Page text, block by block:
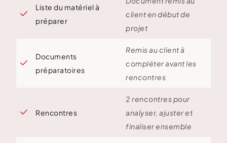

Liste du matériel à
préparer
client en début de
projet

Documents
préparatoires
Remis au client à
compléter avant les
rencontres
 Rencontres
2 rencontres pour
analyser, ajuster et
finaliser ensemble